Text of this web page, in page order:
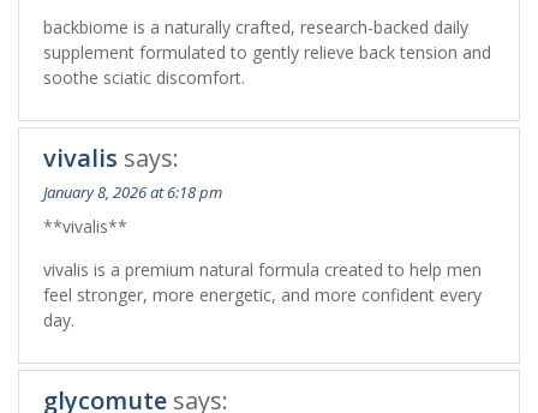
backbiome is a naturally crafted, research-backed daily
supplement formulated to gently relieve back tension and
soothe sciatic discomfort.
vivalis says:
January 8, 2026 at 6:18 pm
**vivalis**
vivalis is a premium natural formula created to help men
feel stronger, more energetic, and more confident every
day.
glycomute says: